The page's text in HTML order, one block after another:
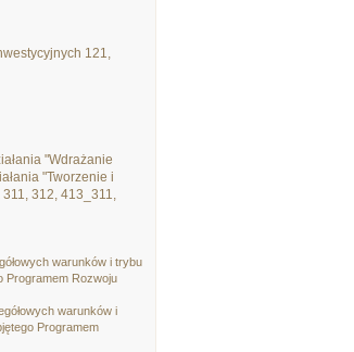
121,
"Wdrażanie
"Tworzenie i
312, 413_311,
warunków i trybu
Programem Rozwoju
warunków i
Programem